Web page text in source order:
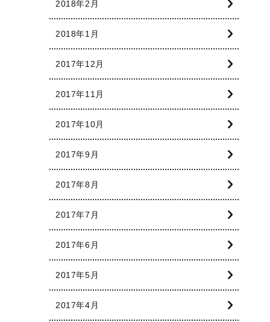
2018年2月
2018年1月
2017年12月
2017年11月
2017年10月
2017年9月
2017年8月
2017年7月
2017年6月
2017年5月
2017年4月